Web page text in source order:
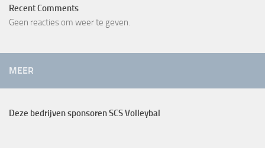
Recent Comments
Geen reacties om weer te geven.
MEER
Deze bedrijven sponsoren SCS Volleybal